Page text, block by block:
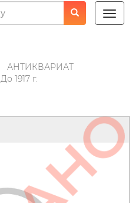
Toggle
АНТИКВАРИАТ
До 1917 г.